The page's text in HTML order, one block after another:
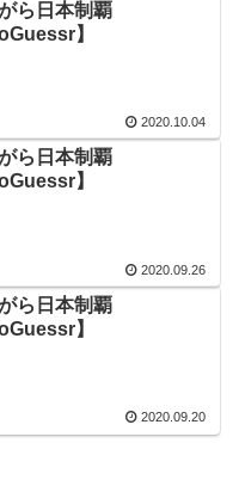
ら日本制覇
】
2020.10.04
ら日本制覇
】
2020.09.26
ら日本制覇
】
2020.09.20